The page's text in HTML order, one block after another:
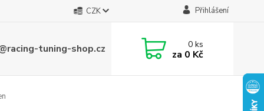
CZK Přihlášení
tuning-shop.cz 0ks
za 0 Kč